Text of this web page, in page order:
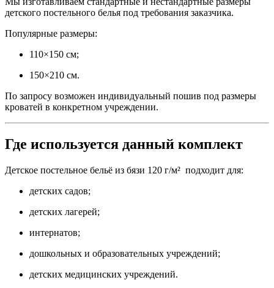
детского постельного белья под требования заказчика.
Популярные размеры:
110×150 см;
150×210 см.
По запросу возможен индивидуальный пошив под размеры
кроватей в конкретном учреждении.
Где используется данный комплект
Детское постельное бельё из бязи 120 г/м² подходит для:
детских садов;
детских лагерей;
интернатов;
дошкольных и образовательных учреждений;
детских медицинских учреждений.